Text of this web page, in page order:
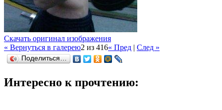
Скачать оригинал изображения
« Вернуться в галерею2 из 416« Пред | След »
Поделиться…
Интересно к прочтению: